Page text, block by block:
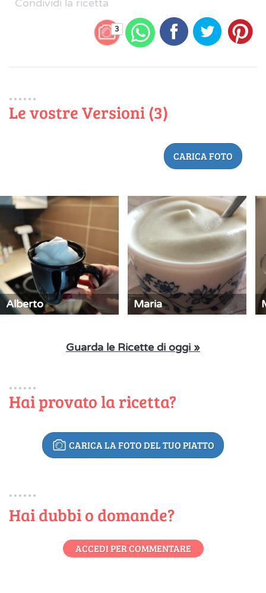
Condividi la ricetta
3
Le vostre Versioni (3)
CARICA FOTO
Alberto Maria
Guarda le Ricette di oggi »
Hai provato la ricetta?
CARICA LA FOTO DEL TUO PIATTO
Hai dubbi o domande?
ACCEDI PER COMMENTARE